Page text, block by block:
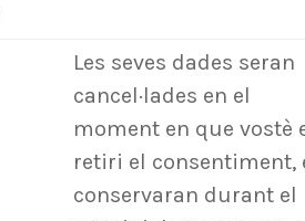
Les seves dades seran
cancel·lades en el
moment en que vostè
retiri el consentiment,
conservaran durant el